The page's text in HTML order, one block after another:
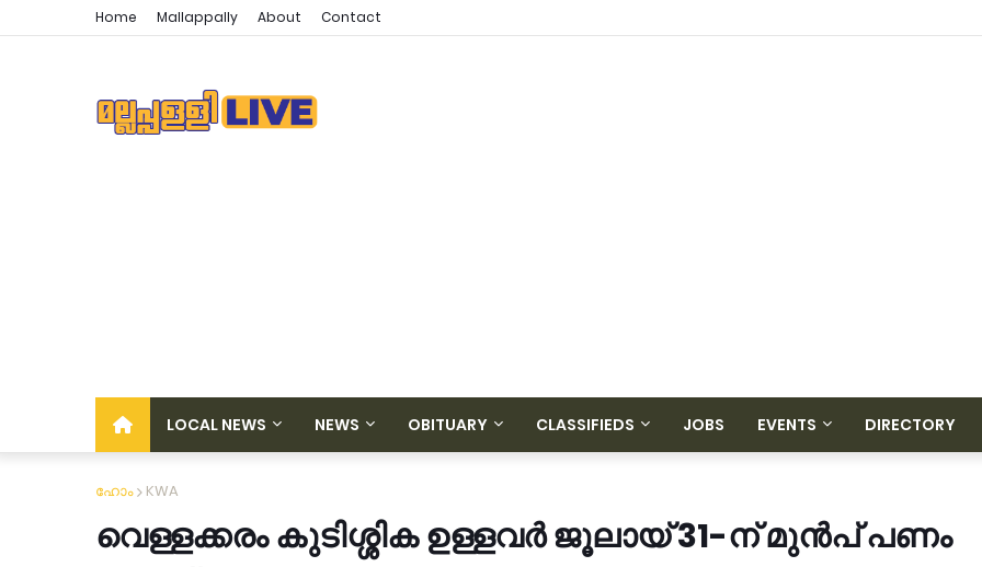
Home Mallappally About Contact
LOCAL NEWS NEWS OBITUARY CLASSIFIEDS JOBS EVENTS DIRECTORY
ഹോം KWA
വെള്ളക്കരം കുടിശ്ശിക ഉള്ളവർ ജൂലായ് 31-ന് മുൻപ് പണം